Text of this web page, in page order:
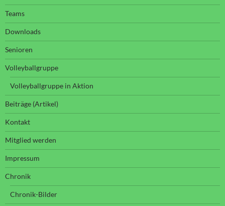
Teams
Downloads
Senioren
Volleyballgruppe
Volleyballgruppe in Aktion
Beiträge (Artikel)
Kontakt
Mitglied werden
Impressum
Chronik
Chronik-Bilder